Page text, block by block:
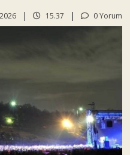
0 Yorum
15.37